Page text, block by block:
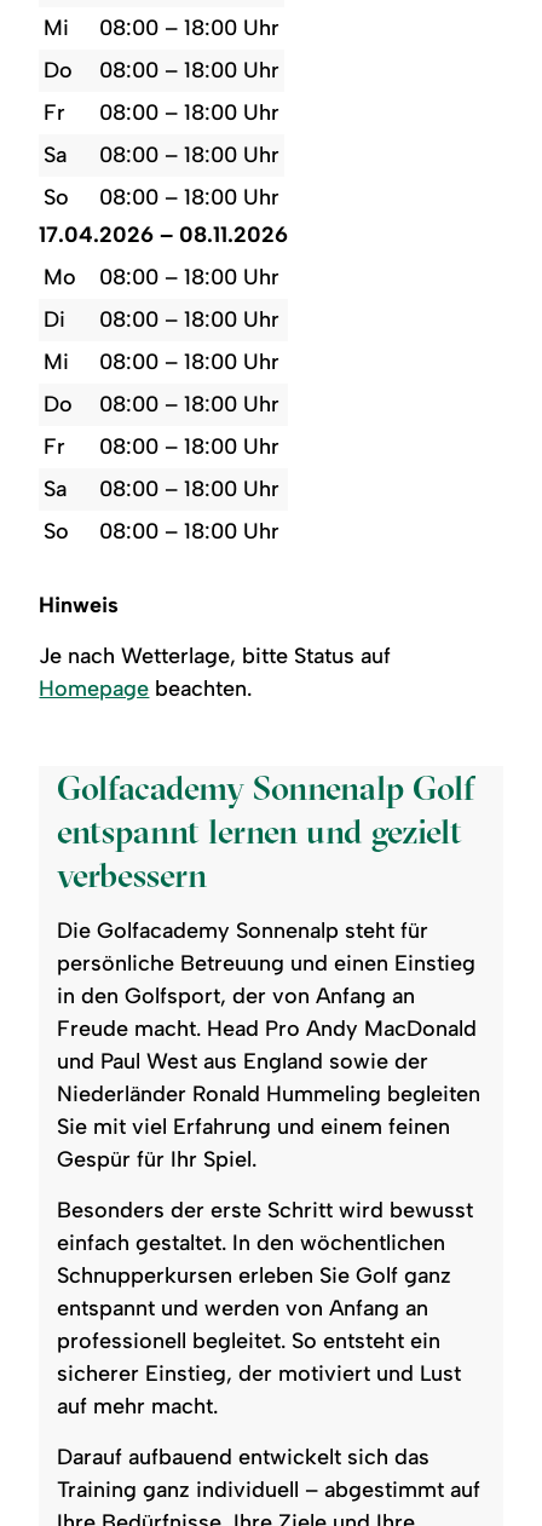
Mi
08:00 – 18:00 Uhr
Do
08:00 – 18:00 Uhr
Fr
08:00 – 18:00 Uhr
Sa
08:00 – 18:00 Uhr
So
08:00 – 18:00 Uhr
17.04.2026 – 08.11.2026
Mo
08:00 – 18:00 Uhr
Di
08:00 – 18:00 Uhr
Mi
08:00 – 18:00 Uhr
Do
08:00 – 18:00 Uhr
Fr
08:00 – 18:00 Uhr
Sa
08:00 – 18:00 Uhr
So
08:00 – 18:00 Uhr
Hinweis
Je nach Wetterlage, bitte Status auf
Homepage beachten.
Golfacademy Sonnenalp Golf
entspannt lernen und gezielt
verbessern
Die Golfacademy Sonnenalp steht für
persönliche Betreuung und einen Einstieg
in den Golfsport, der von Anfang an
Freude macht. Head Pro Andy MacDonald
und Paul West aus England sowie der
Niederländer Ronald Hummeling begleiten
Sie mit viel Erfahrung und einem feinen
Gespür für Ihr Spiel.
Besonders der erste Schritt wird bewusst
einfach gestaltet. In den wöchentlichen
Schnupperkursen erleben Sie Golf ganz
entspannt und werden von Anfang an
professionell begleitet. So entsteht ein
sicherer Einstieg, der motiviert und Lust
auf mehr macht.
Darauf aufbauend entwickelt sich das
Training ganz individuell – abgestimmt auf